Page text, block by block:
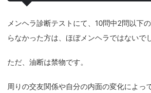
メンヘラ診断テストにて、10問中2問以下
らなかった方は、ほぼメンヘラではないで
ただ、油断は禁物です。
周りの交友関係や自分の内面の変化によっ